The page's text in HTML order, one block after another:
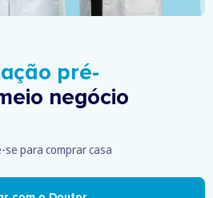
pré-
negócio
se para comprar casa